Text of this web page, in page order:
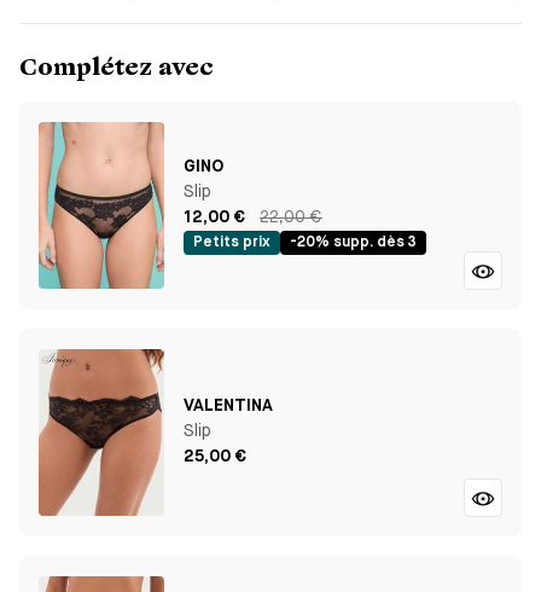
Complétez avec
GINO
Slip
12,00 €
22,00 €
Petits prix -20% supp. dès 3
VALENTINA
Slip
25,00 €